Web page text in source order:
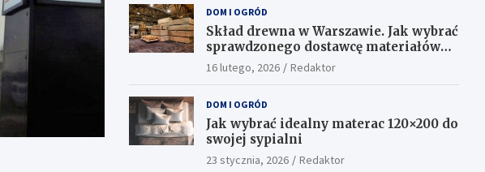
DOM I OGRÓD
Skład drewna w Warszawie. Jak wybrać
sprawdzonego dostawcę materiałów
konstrukcyjnych?
16 lutego, 2026 Redaktor
DOM I OGRÓD
Jak wybrać idealny materac 120×200 do
swojej sypialni
23 stycznia, 2026 Redaktor